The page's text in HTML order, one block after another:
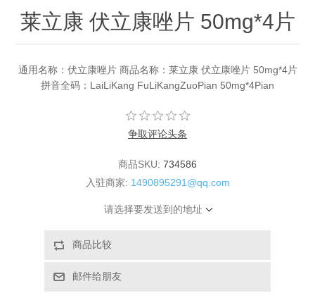
莱立康 伏立康唑片 50mg*4片
通用名称：伏立康唑片 商品名称：莱立康 伏立康唑片 50mg*4片
拼音全码：LaiLiKang FuLiKangZuoPian 50mg*4Pian
争取评论头条
商品SKU: 734586
入驻商家: 1490895291@qq.com
请选择要发送到的地址